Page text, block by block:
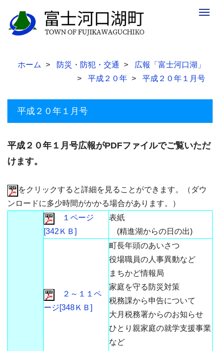
ホーム 防災・防犯・交通
広報「富士河口湖」
平成２０年
平成２０年１月号
平成２０年１月号
平成２０年１月号広報がPDFファイルでご覧いただ
けます。
をクリックすると詳細を見ることができます。（ダウ
ンロードに多少時間がかかる場合があります。）
１ページ
[342ＫＢ]
表紙
(精進湖からの日の出)
２～１１ペ
ージ[348ＫＢ]
町長年頭のあいさつ
役場職員の人事異動など
まちかど情報局
家庭を守る防災対策
税務課から申告について
大月税務署からのお知らせ
ひとり親家庭の就学支援事業
など